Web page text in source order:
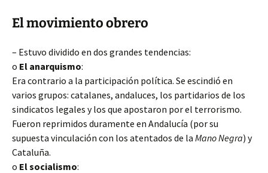
El movimiento obrero
– Estuvo dividido en dos grandes tendencias:
o El anarquismo:
Era contrario a la participación política. Se escindió en
varios grupos: catalanes, andaluces, los partidarios de los
sindicatos legales y los que apostaron por el terrorismo.
Fueron reprimidos duramente en Andalucía (por su
supuesta vinculación con los atentados de la Mano Negra) y
Cataluña.
o El socialismo: